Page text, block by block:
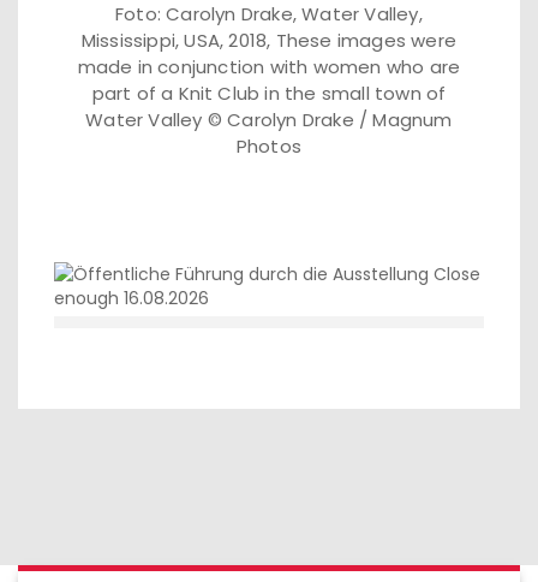
Foto: Carolyn Drake, Water Valley,
Mississippi, USA, 2018, These images were
made in conjunction with women who are
part of a Knit Club in the small town of
Water Valley © Carolyn Drake / Magnum
Photos